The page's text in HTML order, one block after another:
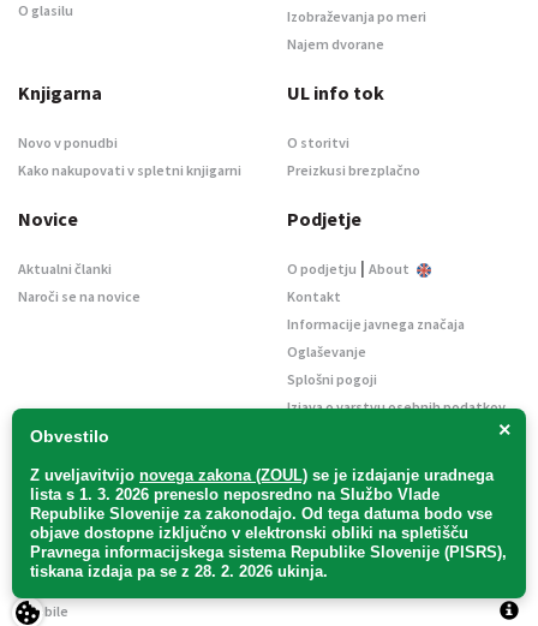
×
Obvestilo
Z uveljavitvijo novega zakona (ZOUL) se je izdajanje uradnega
lista s 1. 3. 2026 preneslo neposredno na Službo Vlade
Republike Slovenije za zakonodajo. Od tega datuma bodo vse
objave dostopne izključno v elektronski obliki na spletišču
Pravnega informacijskega sistema Republike Slovenije (PISRS),
tiskana izdaja pa se z 28. 2. 2026 ukinja.
O glasilu
Izobraževanja po meri
Najem dvorane
Knjigarna
Novo v ponudbi
Kako nakupovati v spletni knjigarni
UL info tok
O storitvi
Preizkusi brezplačno
Novice
Aktualni članki
Naroči se na novice
Podjetje
O podjetju | About
Kontakt
Informacije javnega značaja
Oglaševanje
Splošni pogoji
Izjava o varstvu osebnih podatkov
Uradni list d. o. o. – v likvidaciji / Vse pravice pridržane.
2Mobile